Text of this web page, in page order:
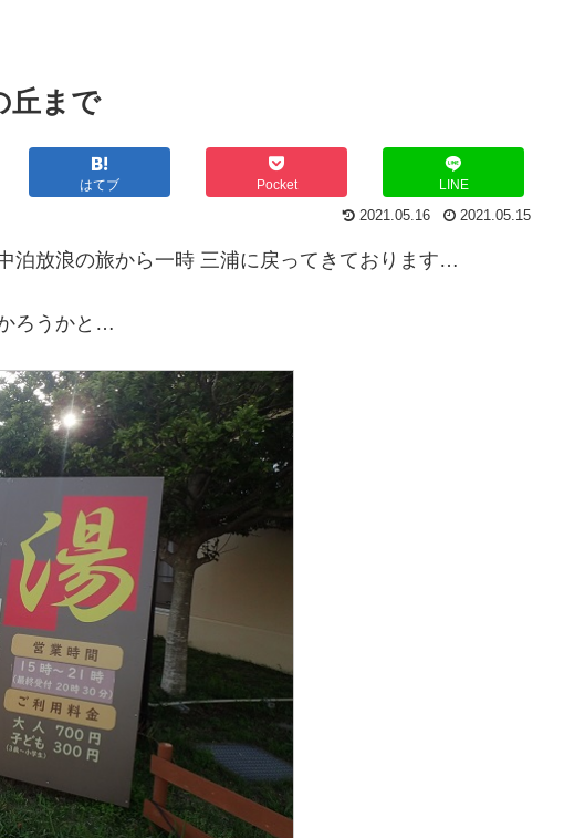
丘まで
はてブ Pocket LINE
2021.05.16 2021.05.15
泊放浪の旅から一時 三浦に戻ってきております…
ろうかと…